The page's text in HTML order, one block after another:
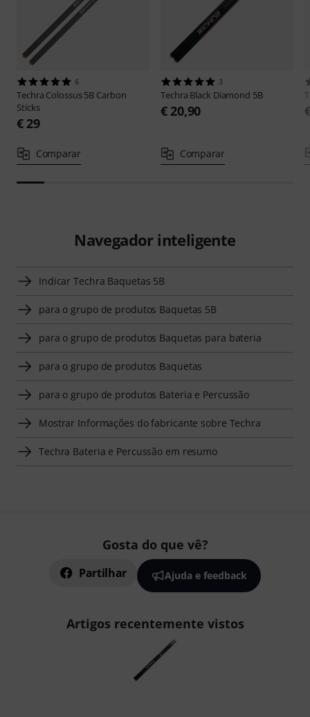
6
Techra Colossus 5B Carbon
Sticks
€ 29
Comparar
3
Techra Black Diamond 5B
€ 20,90
Comparar
Navegador inteligente
Indicar Techra Baquetas 5B
para o grupo de produtos Baquetas 5B
para o grupo de produtos Baquetas para bateria
para o grupo de produtos Baquetas
para o grupo de produtos Bateria e Percussão
Mostrar Informações do fabricante sobre Techra
Techra Bateria e Percussão em resumo
Gosta do que vê?
Partilhar Ajuda e feedback
Artigos recentemente vistos